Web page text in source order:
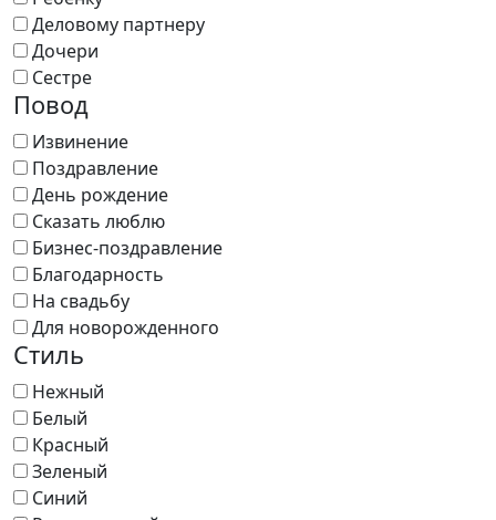
Деловому партнеру
Дочери
Сестре
Повод
Извинение
Поздравление
День рождение
Сказать люблю
Бизнес-поздравление
Благодарность
На свадьбу
Для новорожденного
Стиль
Нежный
Белый
Красный
Зеленый
Синий